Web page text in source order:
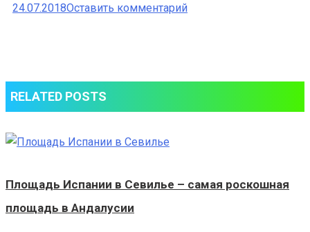
24.07.2018Оставить комментарийк
RELATED POSTS
Площадь Испании в Севилье – самая роскошная
площадь в Андалусии